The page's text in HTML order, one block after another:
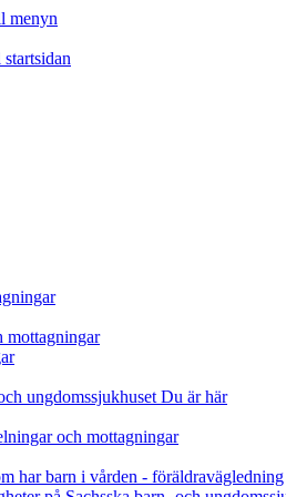
menyn
mottagningar
ungdomssjukhuset Du är här
och mottagningar
har barn i vården - föräldravägledning